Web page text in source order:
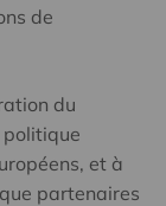
de
du
politique
et à
partenaires